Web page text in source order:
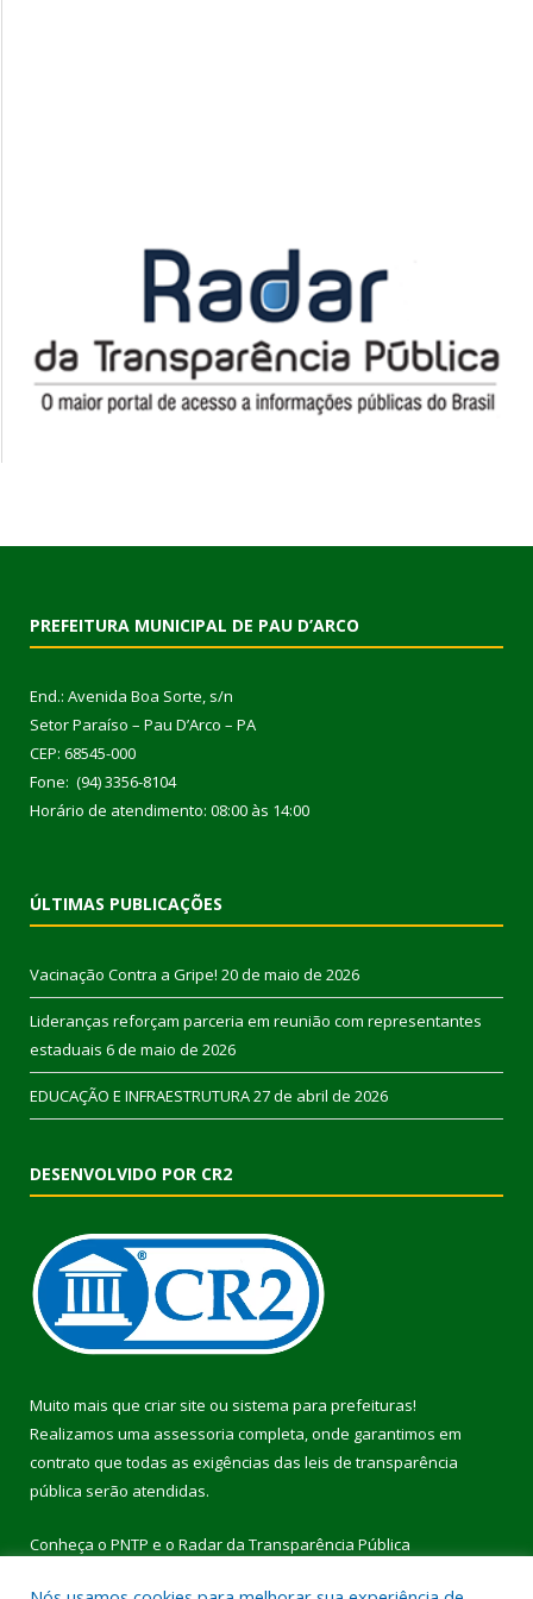
PREFEITURA MUNICIPAL DE PAU D’ARCO
End.: Avenida Boa Sorte, s/n
Setor Paraíso – Pau D’Arco – PA
CEP: 68545-000
Fone: (94) 3356-8104
Horário de atendimento: 08:00 às 14:00
ÚLTIMAS PUBLICAÇÕES
Vacinação Contra a Gripe! 20 de maio de 2026
Lideranças reforçam parceria em reunião com representantes
estaduais 6 de maio de 2026
EDUCAÇÃO E INFRAESTRUTURA27 de abril de 2026
DESENVOLVIDO POR CR2
Muito mais que criar site ou sistema para prefeituras!
Realizamos uma assessoria completa, onde garantimos em
contrato que todas as exigências das leis de transparência
pública serão atendidas.
Conheça o PNTP e o Radar da Transparência Pública